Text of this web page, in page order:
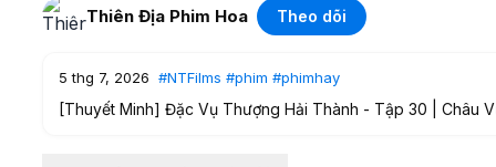
Thiên Địa Phim Hoa Theo dõi
5 thg 7, 2026 #NTFilms #phim #phimhay
[Thuyết Minh] Đặc Vụ Thượng Hải Thành - Tập 30 | Châu